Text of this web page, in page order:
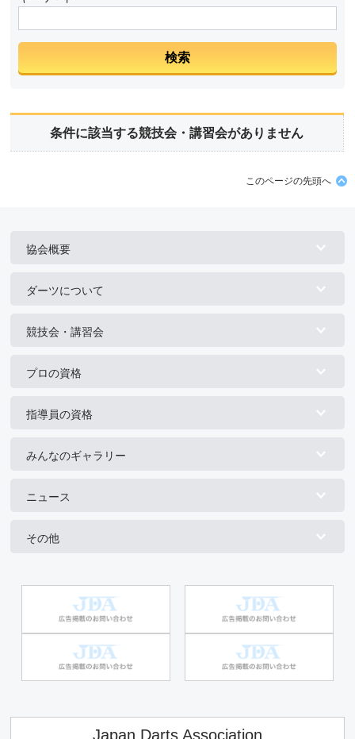
条件に該当する競技会・講習会がありません
このページの先頭へ
協会概要
ダーツについて
競技会・講習会
プロの資格
指導員の資格
みんなのギャラリー
ニュース
その他
Japan Darts Association